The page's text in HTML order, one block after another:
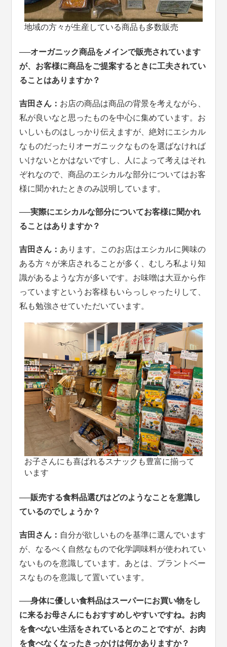
地域の方々が生産している商品も多数販売
──オーガニック商品をメインで販売されています
が、お客様に商品をご提案するときに工夫されてい
ることはありますか？
吉田さん： お店の商品は商品の背景を考えながら、
私が良いなと思ったものを中心に集めています。お
いしいものはしっかり伝えますが、絶対にエシカル
なものだったりオーガニックなものを選ばなければ
いけないとかはないですし、人によって考えはそれ
ぞれなので、商品のエシカルな部分についてはお客
様に聞かれたときのみ説明しています。
──実際にエシカルな部分についてお客様に聞かれ
ることはありますか？
吉田さん： あります。このお店はエシカルに興味の
ある方々が来店されることが多く、むしろ私より知
識があるような方が多いです。お味噌は大豆から作
っていますというお客様もいらっしゃったりして、
私も勉強させていただいています。
お子さんにも喜ばれるスナックも豊富に揃って
います
──販売する食料品選びはどのようなことを意識し
ているのでしょうか？
吉田さん： 自分が欲しいものを基準に選んでいます
が、なるべく自然なもので化学調味料が使われてい
ないものを意識しています。あとは、プラントベー
スなものを意識して置いています。
──身体に優しい食料品はスーパーにお買い物をし
に来るお母さんにもおすすめしやすいですね。お肉
を食べない生活をされているとのことですが、お肉
を食べなくなったきっかけは何かありますか？